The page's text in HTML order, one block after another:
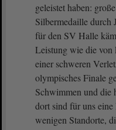
geleistet haben:
Silbermedaille
für den SV Halle
Leistung wie die von
einer schweren
olympisches Finale
Schwimmen und die
dort sind für uns
wenigen Standorte,